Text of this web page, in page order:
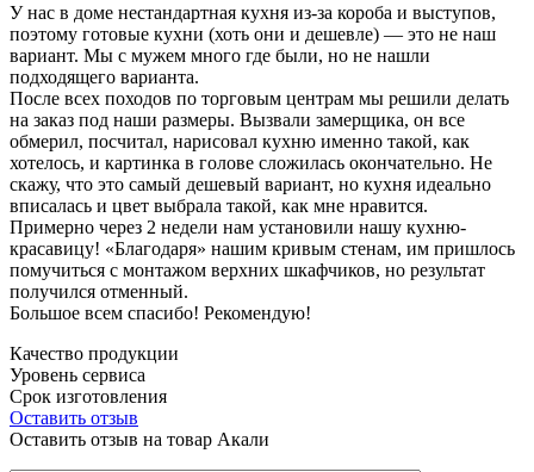
У нас в доме нестандартная кухня из-за короба и выступов,
поэтому готовые кухни (хоть они и дешевле) — это не наш
вариант. Мы с мужем много где были, но не нашли
подходящего варианта.
После всех походов по торговым центрам мы решили делать
на заказ под наши размеры. Вызвали замерщика, он все
обмерил, посчитал, нарисовал кухню именно такой, как
хотелось, и картинка в голове сложилась окончательно. Не
скажу, что это самый дешевый вариант, но кухня идеально
вписалась и цвет выбрала такой, как мне нравится.
Примерно через 2 недели нам установили нашу кухню-
красавицу! «Благодаря» нашим кривым стенам, им пришлось
помучиться с монтажом верхних шкафчиков, но результат
получился отменный.
Большое всем спасибо! Рекомендую!
Качество продукции
Уровень сервиса
Срок изготовления
Оставить отзыв
Оставить отзыв на товар Акали